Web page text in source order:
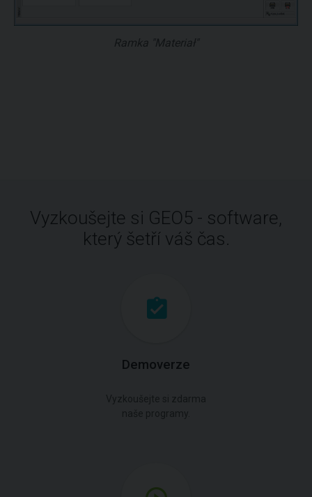
Ramka "Materiał"
Vyzkoušejte si GEO5 - software,
který šetří váš čas.
Demoverze